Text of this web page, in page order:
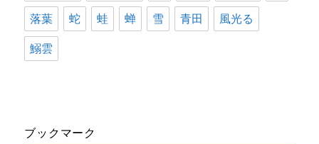
落葉 蛇 蛙 蝉 雪 青田 風光る
鰯雲
ブックマーク